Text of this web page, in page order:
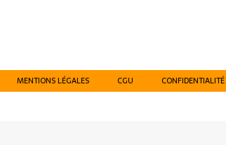
MENTIONS LÉGALES CGU CONFIDENTIALITÉ